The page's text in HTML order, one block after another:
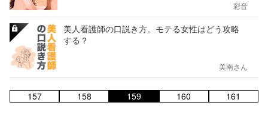
彩音
美人看護師の口説き方。モテる女性はどう攻略
する？
美南さん
157 158 159 160 161